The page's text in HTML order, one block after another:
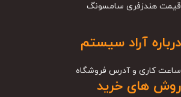
قیمت هندزفری سامسونگ
درباره آراد سیستم
ساعت کاری و آدرس فروشگاه
روش های خرید